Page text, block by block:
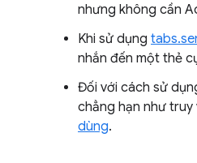
nhưng không cần
Khi sử dụng
nhắn đến một thẻ
Đối với cách sử
chẳng hạn như truy
dùng.